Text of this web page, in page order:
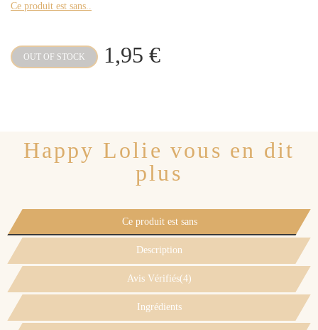
Ce produit est sans..
OUT OF STOCK 1,95 €
Happy Lolie vous en dit
plus
Ce produit est sans
Description
Avis Vérifiés(4)
Ingrédients